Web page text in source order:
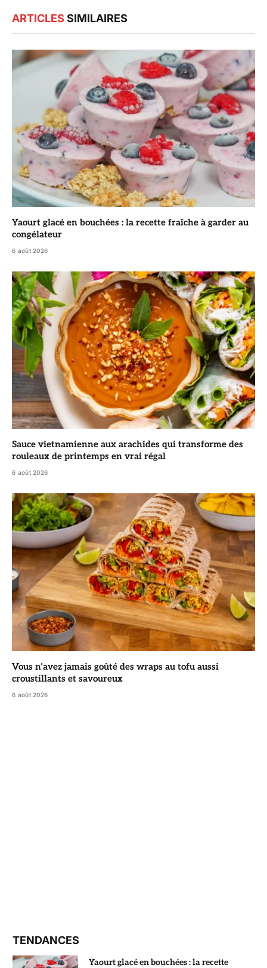
ARTICLES SIMILAIRES
Yaourt glacé en bouchées : la recette fraîche à garder au
congélateur
6 août 2026
Sauce vietnamienne aux arachides qui transforme des
rouleaux de printemps en vrai régal
6 août 2026
Vous n’avez jamais goûté des wraps au tofu aussi
croustillants et savoureux
6 août 2026
TENDANCES
Yaourt glacé en bouchées : la recette